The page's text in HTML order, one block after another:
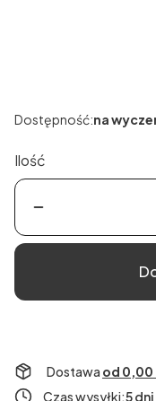
Dostępność:na
Ilość
Dostawa od 0,00
Czas wysyłki:5 dni